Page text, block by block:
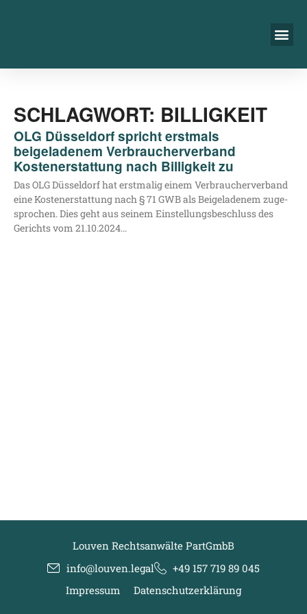
SCHLAGWORT: BILLIGKEIT
OLG Düsseldorf spricht erstmals
beigeladenem Verbraucherverband
Kostenerstattung nach Billigkeit zu
Das OLG Düs­sel­dorf hat erst­ma­lig einem Ver­brau­cher­ver­band
eine Kos­ten­er­stat­tung nach § 71 GWB als Bei­gela­de­nem zuge­
spro­chen. Dies geht aus sei­nem Ein­stel­lungs­be­schluss des
Gerichts vom 21.10.2024…
Louven Rechtsanwälte PartGmbB
info@louven.legal
+49 157 719 89 045
Impressum
Datenschutzerklärung